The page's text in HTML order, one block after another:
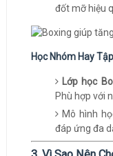
đốt mỡ hiệu
Học Nhóm Hay
Lớp học
Phù hợp với
Mô hình
đáp ứng đa